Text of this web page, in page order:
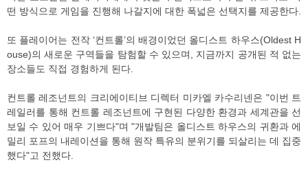
떤 방식으로 게임을 진행해 나갈지에 대한 폭넓은 선택지를 제공한다.
또 플레이어는 전작 ‘컨트롤’의 배경이었던 올디스트 하우스(Oldest H
ouse)의 새로운 구역들을 탐험할 수 있으며, 지금까지 공개된 적 없는
장소들도 직접 경험하게 된다.
컨트롤 레조넌트의 크리에이티브 디렉터 미카엘 카수리넨은 "이번 트
레일러를 통해 컨트롤 레조넌트에 구현된 다양한 환경과 세계관을 선
보일 수 있어 매우 기쁘다"며 "개발팀은 올디스트 하우스의 귀환과 에
밀리 포프의 내레이션을 통해 원작 특유의 분위기를 되살리는 데 집중
했다"고 전했다.